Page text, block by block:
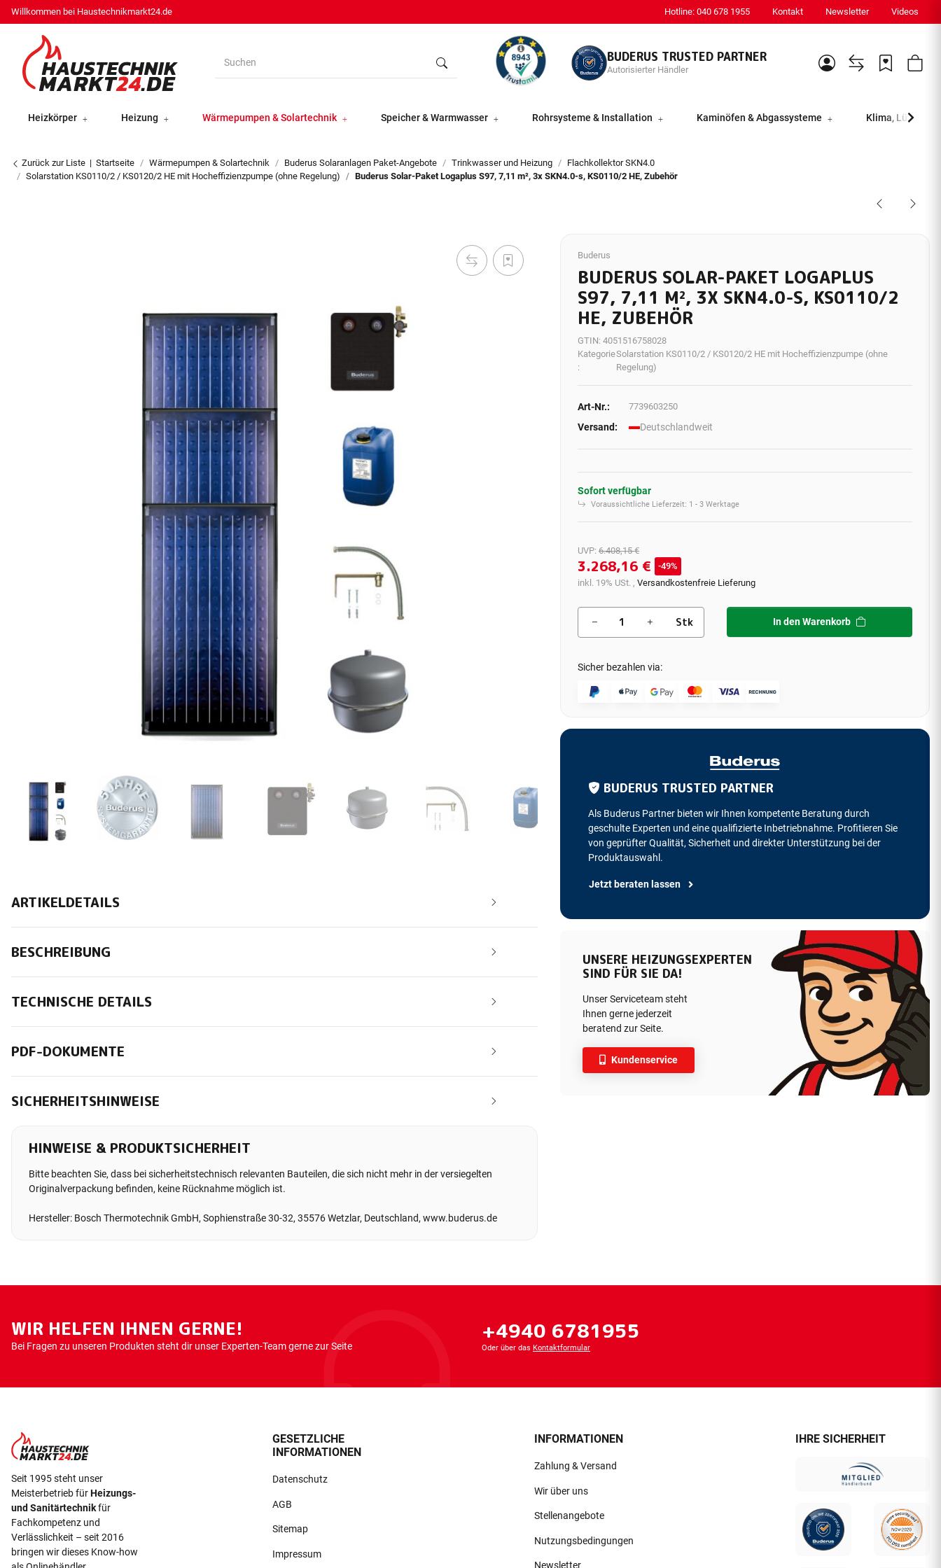
Willkommen bei Haustechnikmarkt24.de Hotline: 040 678 1955 Kontakt Newsletter Videos
BUDERUS TRUSTED PARTNER
Autorisierter Händler
Heizkörper Heizung Wärmepumpen & Solartechnik Speicher & Warmwasser Rohrsysteme & Installation Kaminöfen & Abgassysteme Klima, Lüftung
Zurück zur Liste Startseite Wärmepumpen & Solartechnik Buderus Solaranlagen Paket-Angebote Trinkwasser und Heizung
Flachkollektor SKN4.0
Solarstation KS0110/2 / KS0120/2 HE mit Hocheffizienzpumpe (ohne Regelung)
Buderus Solar-Paket Logaplus S97, 7,11 m², 3x SKN4.0-s, KS0110/2 HE, Zubehör
Buderus
BUDERUS SOLAR-PAKET LOGAPLUS
S97, 7,11 M², 3X SKN4.0-S, KS0110/2
HE, ZUBEHÖR
GTIN: 4051516758028
Kategorie
:
Solarstation KS0110/2 / KS0120/2 HE mit Hocheffizienzpumpe (ohne
Regelung)
Art-Nr.: 7739603250
Versand: Deutschlandweit
Sofort verfügbar
Voraussichtliche Lieferzeit: 1 - 3 Werktage
UVP: 6.408,15 €
3.268,16 €
49%
inkl. 19% USt. , Versandkostenfreie Lieferung
Stk In den Warenkorb
Sicher bezahlen via:
BUDERUS TRUSTED PARTNER
Als Buderus Partner bieten wir Ihnen kompetente Beratung durch
geschulte Experten und eine qualifizierte Inbetriebnahme. Profitieren Sie
von geprüfter Qualität, Sicherheit und direkter Unterstützung bei der
Produktauswahl.
Jetzt beraten lassen
UNSERE HEIZUNGSEXPERTEN
SIND FÜR SIE DA!
Unser Serviceteam steht
Ihnen gerne jederzeit
beratend zur Seite.
Kundenservice
ARTIKELDETAILS
BESCHREIBUNG
TECHNISCHE DETAILS
PDF-DOKUMENTE
SICHERHEITSHINWEISE
HINWEISE & PRODUKTSICHERHEIT
Bitte beachten Sie, dass bei sicherheitstechnisch relevanten Bauteilen, die sich nicht mehr in der versiegelten
Originalverpackung befinden, keine Rücknahme möglich ist.
Hersteller: Bosch Thermotechnik GmbH, Sophienstraße 30-32, 35576 Wetzlar, Deutschland, www.buderus.de
WIR HELFEN IHNEN GERNE!
Bei Fragen zu unseren Produkten steht dir unser Experten-Team gerne zur Seite
+4940 6781955
Oder über das Kontaktformular
Seit 1995 steht unser
Meisterbetrieb fürHeizungs-
und Sanitärtechnikfür
Fachkompetenz und
Verlässlichkeit – seit 2016
bringen wir dieses Know-how
GESETZLICHE
INFORMATIONEN
Datenschutz
AGB
Sitemap
Impressum
INFORMATIONEN
Zahlung & Versand
Wir über uns
Stellenangebote
Nutzungsbedingungen
Newsletter
IHRE SICHERHEIT